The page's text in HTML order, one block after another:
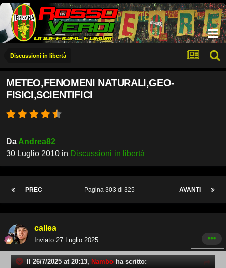
Discussioni in libertà
METEO,FENOMENI NATURALI,GEO-
FISICI,SCIENTIFICI
Da Andrea82
30 Luglio 2010 in Discussioni in libertà
PREC AVANTI
Pagina 303 di 325
callea
Inviato 27 Luglio 2025
Il 26/7/2025 at 20:13, Nambo ha scritto: